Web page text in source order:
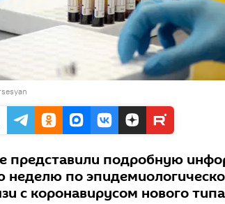
представили подробную
по
с коронавирусом нового